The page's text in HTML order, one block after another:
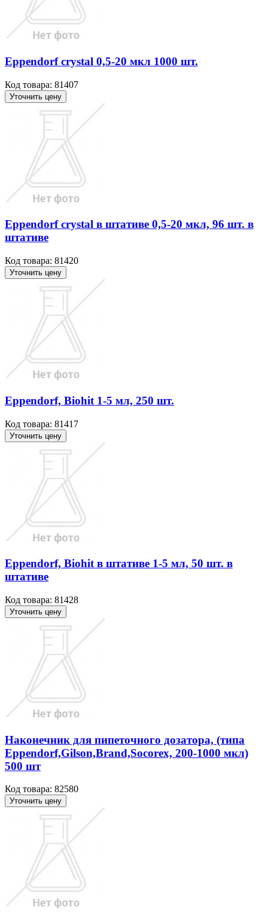
Ерреndorf crystal 0,5-20 мкл 1000 шт.
Код товара: 81407
Уточнить цену
Ерреndorf crystal в штативе 0,5-20 мкл, 96 шт. в
штативе
Код товара: 81420
Уточнить цену
Ерреndorf, Віоhit 1-5 мл, 250 шт.
Код товара: 81417
Уточнить цену
Ерреndorf, Віоhit в штативе 1-5 мл, 50 шт. в
штативе
Код товара: 81428
Уточнить цену
Наконечник для пипеточного дозатора, (типа
Eppendorf,Gilson,Brand,Socorex, 200-1000 мкл)
500 шт
Код товара: 82580
Уточнить цену